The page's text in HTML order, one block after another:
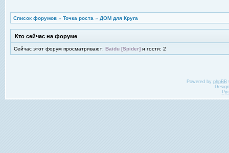
Список форумов » Точка роста » ДОМ для Круга
Кто сейчас на форуме
Сейчас этот форум просматривают: Baidu [Spider] и гости: 2
Powered by phpBB